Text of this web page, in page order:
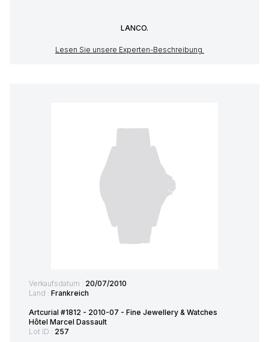
LANCO.
Lesen Sie unsere Experten-Beschreibung
Verkaufsdatum : 20/07/2010
Land : Frankreich
Artcurial #1812 - 2010-07 - Fine Jewellery & Watches
Hôtel Marcel Dassault
Lot ID : 257